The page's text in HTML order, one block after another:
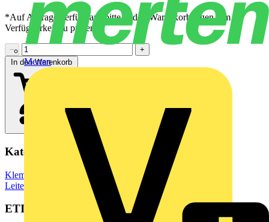
Merten
*Auf Anfrage verfügbar - bitte in den Warenkorb legen, um
Verfügbarkeit zu prüfen
−
+
In den Warenkorb
Kategorien
Klemmen, Steckverbinder & Verbindungselemente
Leiterplattensteckverbinder
ETIM Group